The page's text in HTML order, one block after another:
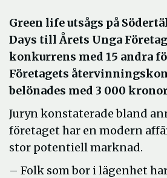
Green life utsågs på
Days till Årets Unga
konkurrens med 15 andra
Företagets
belönades med 3 000
Juryn konstaterade bland
företaget har en modern
stor potentiell marknad.
– Folk som bor i lägenhet